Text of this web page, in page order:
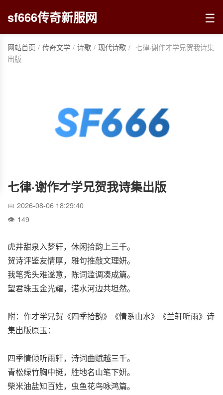
sf666传奇新服网 ☰
网站首页 / 传奇文学 / 诗歌 / 现代诗歌 / 七律·谢作才学兄贺我诗集
出版
七律·谢作才学兄贺我诗集出版
2026-08-06 18:29:40
149
虎井甜泉入梦轩，休闲拾韵上三千。
贺诗评鉴友情厚，雅句推敲文理妍。
我笔秃头难遂意，陈词滥调凑成篇。
望君珠玉金光耀，诺水河边共坦然。
附：作才学兄贺《四季拾韵》《情系山水》《兰轩听雨》诗
集出版原玉：
四季情倾听雨轩，诗词曲赋越三千。
青松绿竹胸中挺，胜地名山笔下妍。
柴米油盐知百姓，虫鱼花鸟咏鸿篇。